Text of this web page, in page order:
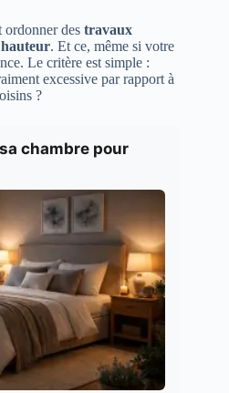
ordonner des travaux
hauteur. Et ce, même si votre
Le critère est simple :
excessive par rapport à
?
chambre pour